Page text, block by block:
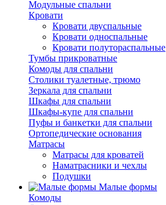
Модульные спальни
Кровати
Кровати двуспальные
Кровати односпальные
Кровати полутораспальные
Тумбы прикроватные
Комоды для спальни
Столики туалетные, трюмо
Зеркала для спальни
Шкафы для спальни
Шкафы-купе для спальни
Пуфы и банкетки для спальни
Ортопедические основания
Матрасы
Матрасы для кроватей
Наматрасники и чехлы
Подушки
Малые формы
Комоды